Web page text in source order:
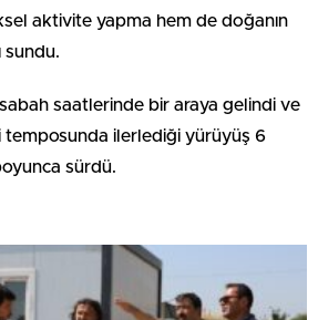
aktivite yapma hem de doğanın
sundu.
saatlerinde bir araya gelindi ve
temposunda ilerlediği yürüyüş 6
sürdü.